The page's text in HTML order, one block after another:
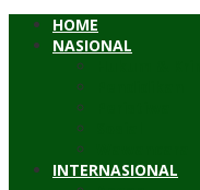
HOME
NASIONAL
INTERNASIONAL